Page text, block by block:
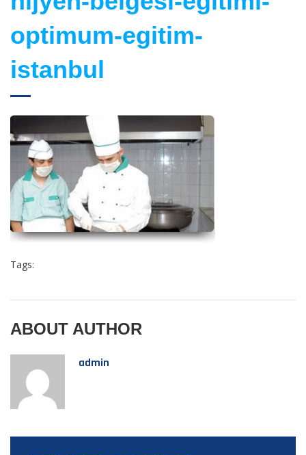
optimum-egitim-
istanbul
Tags:
ABOUT AUTHOR
admin